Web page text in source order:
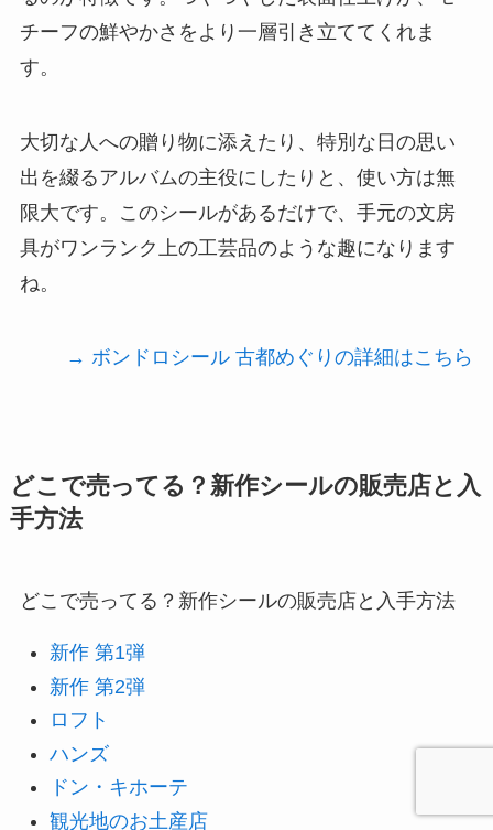
チーフの鮮やかさをより一層引き立ててくれま
す。
大切な人への贈り物に添えたり、特別な日の思い
出を綴るアルバムの主役にしたりと、使い方は無
限大です。このシールがあるだけで、手元の文房
具がワンランク上の工芸品のような趣になります
ね。
→ ボンドロシール 古都めぐりの詳細はこちら
どこで売ってる？新作シールの販売店と入
手方法
どこで売ってる？新作シールの販売店と入手方法
新作 第1弾
新作 第2弾
ロフト
ハンズ
ドン・キホーテ
観光地のお土産店